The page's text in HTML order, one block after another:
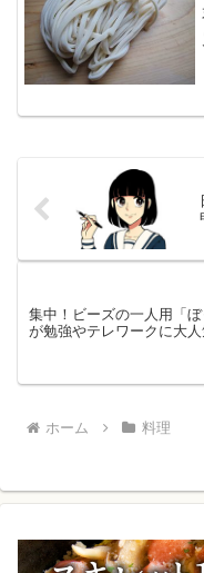
集中！ビーズの一人用「ぼ
が勉強やテレワークに大
ホーム 料理